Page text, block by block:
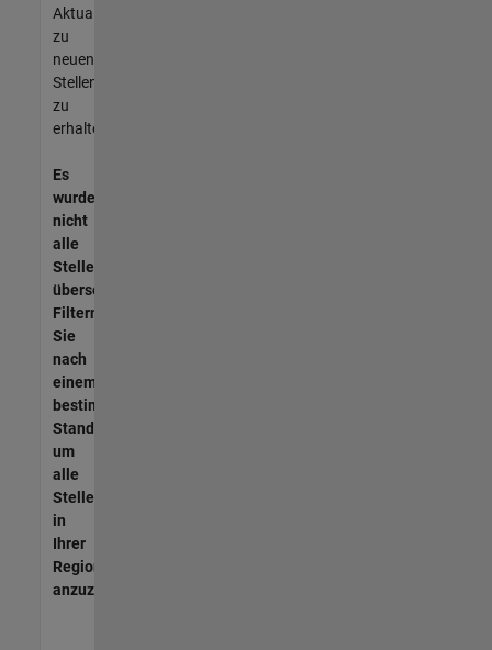
Aktualisierungen
zu
neuen
Stellenangeboten
zu
erhalten.
Es
wurden
nicht
alle
Stellen
übersetzt.
Filtern
Sie
nach
einem
bestimmten
Standort,
um
alle
Stellenangebote
in
Ihrer
Region
anzuzeigen.